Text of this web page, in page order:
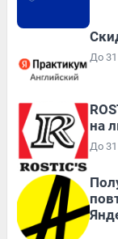
До 31
на
До 31